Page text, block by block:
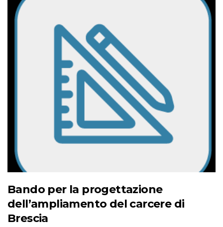
Bando per la progettazione
dell’ampliamento del carcere di
Brescia